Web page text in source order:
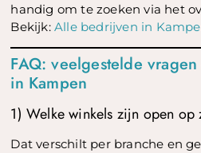
handig om te zoeken via het
Bekijk:Alle bedrijven in
FAQ: veelgestelde
in Kampen
1) Welke winkels zijn open op
Dat verschilt per branche en